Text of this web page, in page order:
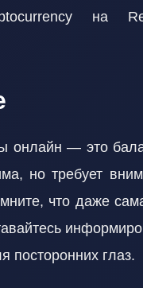
на
онлайн — это
но требует
что даже
посторонних глаз.